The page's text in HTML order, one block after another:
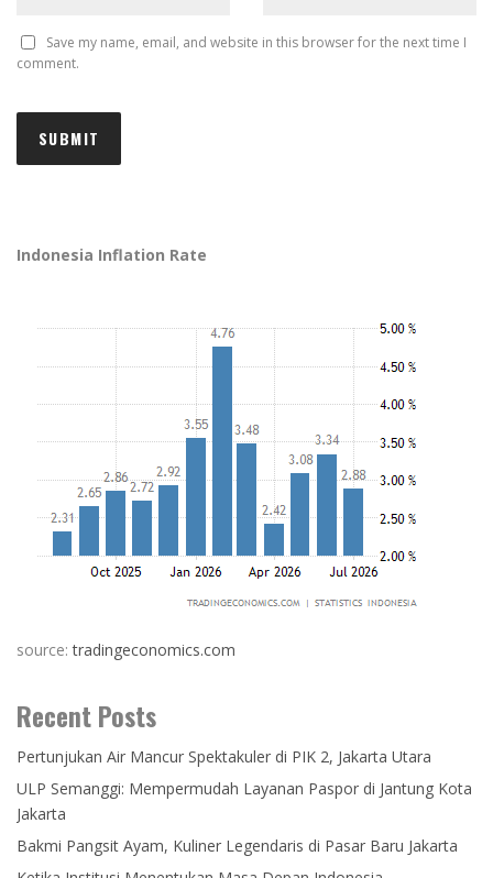
Save my name, email, and website in this browser for the next time I
comment.
Indonesia Inflation Rate
source:tradingeconomics.com
Recent Posts
Pertunjukan Air Mancur Spektakuler di PIK 2, Jakarta Utara
ULP Semanggi: Mempermudah Layanan Paspor di Jantung Kota
Jakarta
Bakmi Pangsit Ayam, Kuliner Legendaris di Pasar Baru Jakarta